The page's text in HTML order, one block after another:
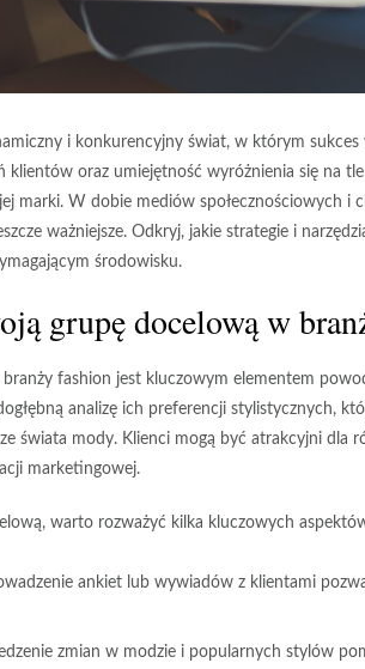
i konkurencyjny świat, w którym
klientów oraz umiejętność wyróżnienia się na
marki. W dobie mediów społecznościowych i
ważniejsze. Odkryj, jakie strategie i
środowisku.
grupę docelową w
fashion jest kluczowym elementem
analizę ich preferencji stylistycznych,
świata mody. Klienci mogą być atrakcyjni dla
marketingowej.
warto rozważyć kilka kluczowych
ankiet lub wywiadów z klientami
zmian w modzie i popularnych stylów